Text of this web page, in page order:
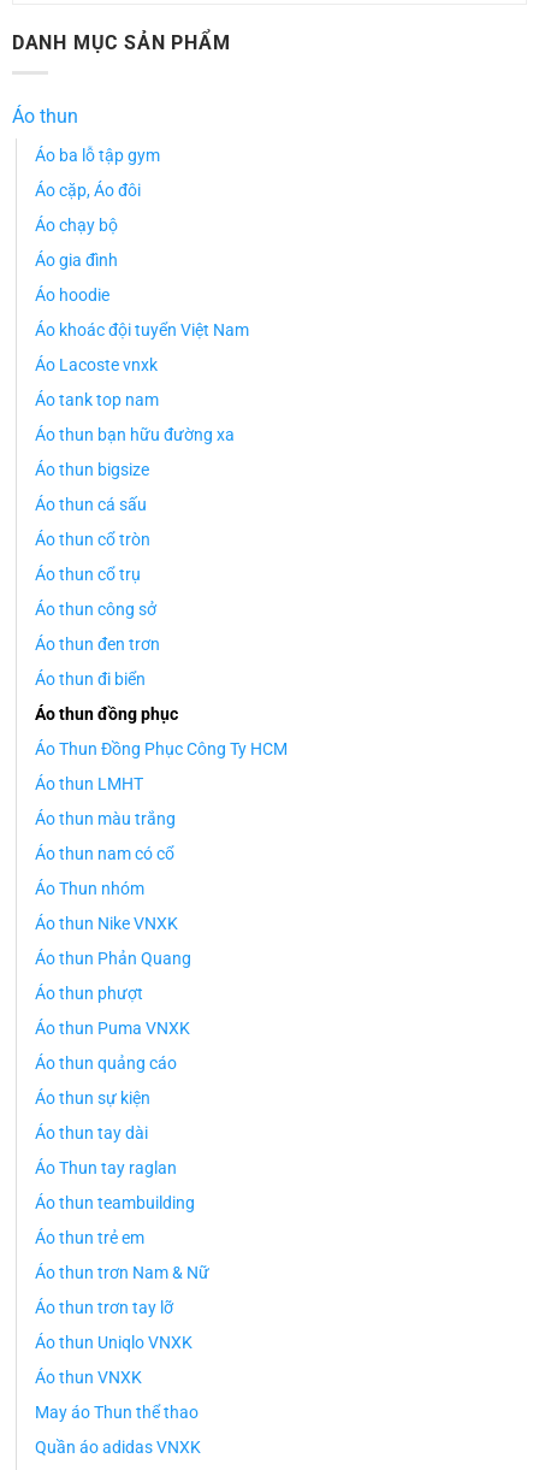
DANH MỤC SẢN PHẨM
Áo thun
Áo ba lỗ tập gym
Áo cặp, Áo đôi
Áo chạy bộ
Áo gia đình
Áo hoodie
Áo khoác đội tuyển Việt Nam
Áo Lacoste vnxk
Áo tank top nam
Áo thun bạn hữu đường xa
Áo thun bigsize
Áo thun cá sấu
Áo thun cổ tròn
Áo thun cổ trụ
Áo thun công sở
Áo thun đen trơn
Áo thun đi biển
Áo thun đồng phục
Áo Thun Đồng Phục Công Ty HCM
Áo thun LMHT
Áo thun màu trắng
Áo thun nam có cổ
Áo Thun nhóm
Áo thun Nike VNXK
Áo thun Phản Quang
Áo thun phượt
Áo thun Puma VNXK
Áo thun quảng cáo
Áo thun sự kiện
Áo thun tay dài
Áo Thun tay raglan
Áo thun teambuilding
Áo thun trẻ em
Áo thun trơn Nam & Nữ
Áo thun trơn tay lỡ
Áo thun Uniqlo VNXK
Áo thun VNXK
May áo Thun thể thao
Quần áo adidas VNXK